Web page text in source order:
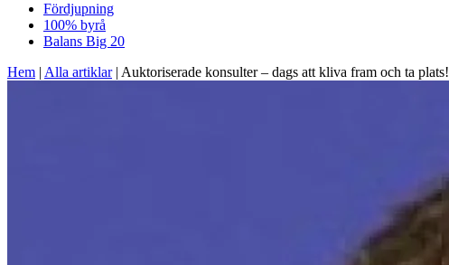
Fördjupning
100% byrå
Balans Big 20
Hem | Alla artiklar| Auktoriserade konsulter – dags att kliva fram och ta plats!